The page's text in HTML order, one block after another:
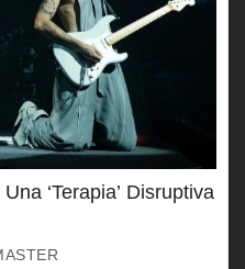
‘Terapia’ Disruptiva